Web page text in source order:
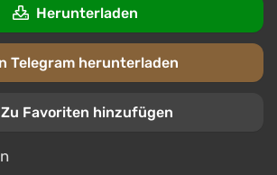
Herunterladen
Telegram herunterladen
Zu Favoriten hinzufügen